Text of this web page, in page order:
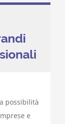
possibilità
e